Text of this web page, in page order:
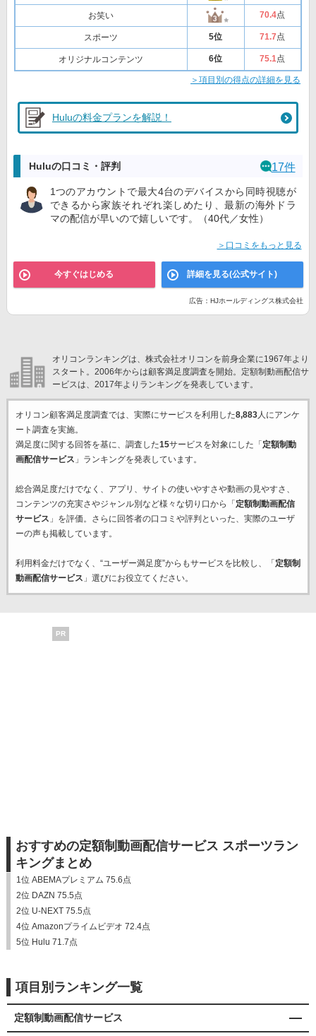
お笑い 70.4点
スポーツ 5位 71.7点
オリジナルコンテンツ 6位 75.1点
＞項目別の得点の詳細を見る
Huluの料金プランを解説！
Huluの口コミ・評判 17件
1つのアカウントで最大4台のデバイスから同時視聴が
できるから家族それぞれ楽しめたり、最新の海外ドラ
マの配信が早いので嬉しいです。（40代／女性）
＞口コミをもっと見る
今すぐはじめる 詳細を見る(公式サイト)
広告：HJホールディングス株式会社
オリコンランキングは、株式会社オリコンを前身企業に1967年より
スタート。2006年からは顧客満足度調査を開始。定額制動画配信サ
ービスは、2017年よりランキングを発表しています。
オリコン顧客満足度調査では、実際にサービスを利用した8,883人にアンケ
ート調査を実施。
満足度に関する回答を基に、調査した15サービスを対象にした「 定額制動
画配信サービス 」ランキングを発表しています。
総合満足度だけでなく、アプリ、サイトの使いやすさや動画の見やすさ、
コンテンツの充実さやジャンル別など様々な切り口から「 定額制動画配信
サービス 」を評価。さらに回答者の口コミや評判といった、実際のユーザ
ーの声も掲載しています。
利用料金だけでなく、“ユーザー満足度”からもサービスを比較し、「 定額制
動画配信サービス 」選びにお役立てください。
PR
おすすめの定額制動画配信サービス スポーツラン
キングまとめ
1位 ABEMAプレミアム 75.6点
2位 DAZN 75.5点
2位 U-NEXT 75.5点
4位 Amazonプライムビデオ 72.4点
5位 Hulu 71.7点
項目別ランキング一覧
定額制動画配信サービス